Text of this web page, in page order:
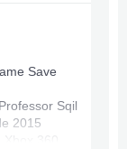
Save
Professor Sqil
2015
360